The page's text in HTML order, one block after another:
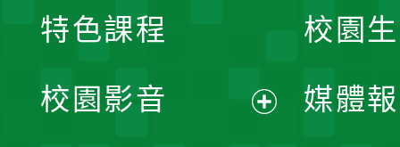
校園
媒體
特色課程
校園影音